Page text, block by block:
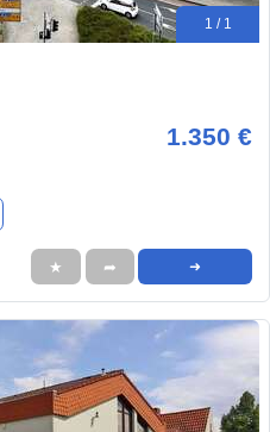
1 / 1
1.350 €
★ ➦ ➜